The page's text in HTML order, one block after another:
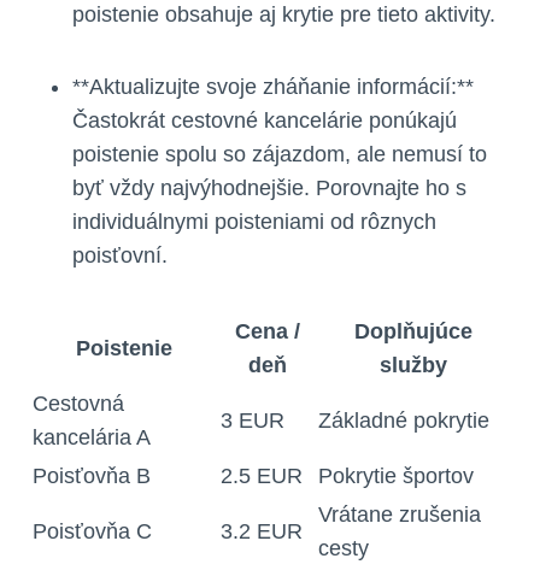
poistenie obsahuje aj krytie pre tieto aktivity.
**Aktualizujte svoje zháňanie informácií:**
Častokrát cestovné kancelárie ponúkajú
poistenie spolu so zájazdom, ale nemusí to
byť vždy najvýhodnejšie. Porovnajte ho s
individuálnymi poisteniami od rôznych
poisťovní.
Poistenie
Cena /
deň
Doplňujúce
služby
Cestovná
kancelária A
3 EUR Základné pokrytie
Poisťovňa B 2.5 EUR Pokrytie športov
Poisťovňa C 3.2 EUR
Vrátane zrušenia
cesty